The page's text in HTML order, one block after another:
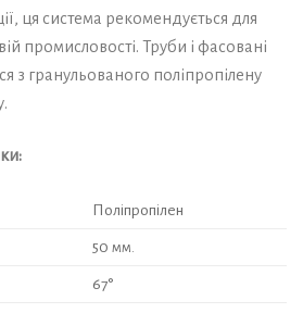
ця система рекомендується для
промисловості. Труби і фасовані
з гранульованого поліпропілену
Поліпропілен
50 мм.
67°